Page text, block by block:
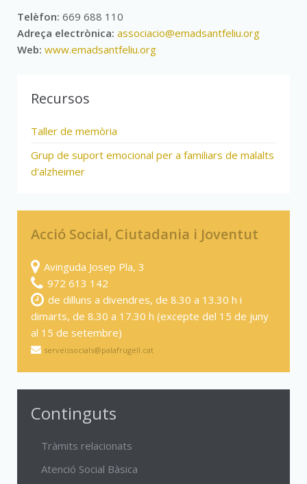
Telèfon: 669 688 110
Adreça electrònica: associacio@emadsantfeliu.org
Web: www.emadsantfeliu.org
Recursos
Taller de memòria
Grup de suport emocional per a familiars de malalts
d'alzheimer
Acció Social, Ciutadania i Joventut
Avinguda Josep Pla, 3
972 613 142
de dilluns a divendres, de 8.30 a 13.30 h i
dimarts, de 8.30 a 17.30 h (excepte del 15 de juny
al 15 de setembre)
serveissocials@palafrugell.cat
Continguts
Tràmits relacionats
Atenció Social Bàsica